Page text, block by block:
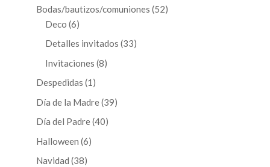
productos
Bodas/bautizos/comuniones 5252
Deco 66
productos
Detalles invitados 3333
Invitaciones 88
Despedidas 1 1
producto
Día de la Madre 3939
Día del Padre 4040
Halloween 66
Navidad 3838